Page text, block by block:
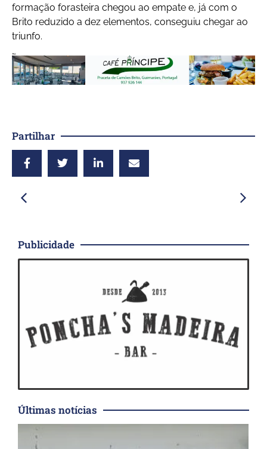
formação forasteira chegou ao empate e, já com o
Brito reduzido a dez elementos, conseguiu chegar ao
triunfo.
Partilhar
Publicidade
Últimas notícias